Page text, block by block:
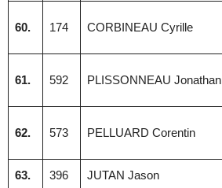
60. 174 CORBINEAU Cyrille
61. 592 PLISSONNEAU Jonathan
62. 573 PELLUARD Corentin
63. 396 JUTAN Jason